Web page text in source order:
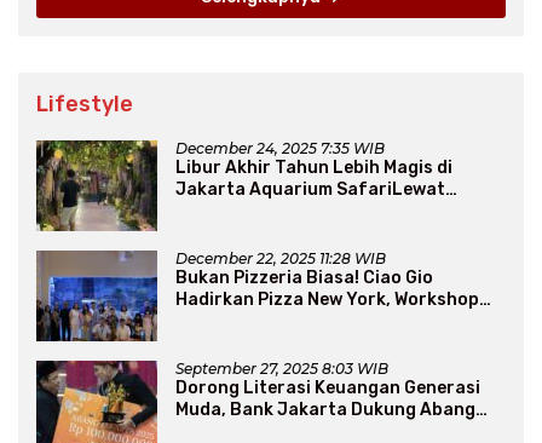
Lifestyle
December 24, 2025 7:35 WIB
Libur Akhir Tahun Lebih Magis di
Jakarta Aquarium SafariLewat
December 22, 2025 11:28 WIB
Bukan Pizzeria Biasa! Ciao Gio
Hadirkan Pizza New York, Workshop
September 27, 2025 8:03 WIB
Dorong Literasi Keuangan Generasi
Muda, Bank Jakarta Dukung Abang